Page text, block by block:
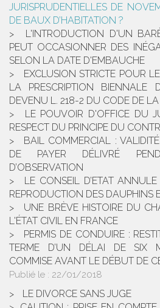
JURISPRUDENTIELLES DE
DE BAUX D’HABITATION ?
L'INTRODUCTION D'UN
PEUT OCCASIONNER DES
SELON LA DATE D'EMBAUCHE
EXCLUSION STRICTE POUR
LA PRESCRIPTION BIENNALE
DEVENU L. 218-2 DU CODE DE
LE POUVOIR D'OFFICE DU
RESPECT DU PRINCIPE DU
BAIL COMMERCIAL :
DE PAYER DÉLIVRÉ
D’OBSERVATION
LE CONSEIL D’ETAT
REPRODUCTION DES DAUPHINS
UNE BRÈVE HISTOIRE DU
L'ÉTAT CIVIL EN FRANCE
PERMIS DE CONDUIRE :
TERME D’UN DÉLAI DE SIX
COMMISE AVANT LE DÉBUT DE
Publié le : 22/01/2018
LE DIVORCE SANS JUGE